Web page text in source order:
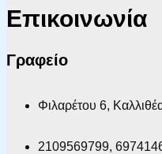
Επικοινωνία
Γραφείο
Φιλαρέτου 6,
2109569799,